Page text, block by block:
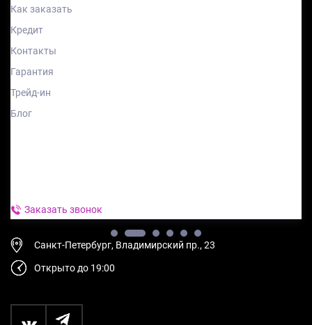
Как заказать
Кредит
Контакты
Гарантия
Трейд-ин
Блог
Заказать звонок
Санкт-Петербург, Владимирский пр., 23
Открыто до 19:00